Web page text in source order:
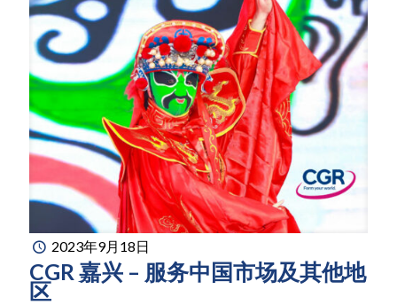
2023年9月18日
CGR 嘉兴 – 服务中国市场及其他地
区